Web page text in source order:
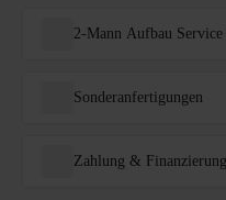
2-Mann Aufbau Service
Sonderanfertigungen
Zahlung & Finanzierung